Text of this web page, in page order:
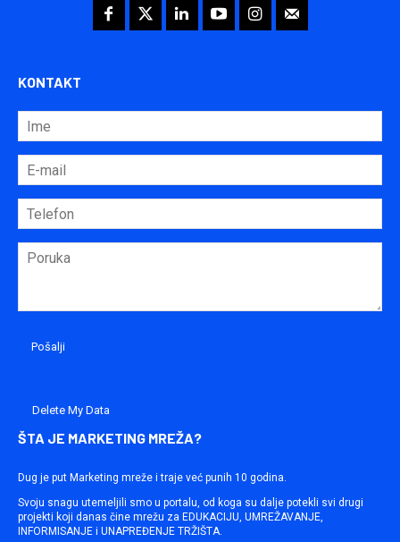
KONTAKT
Delete My Data
ŠTA JE MARKETING MREŽA?
Dug je put Marketing mreže i traje već punih 10 godina.
Svoju snagu utemeljili smo u portalu, od koga su dalje potekli svi drugi
projekti koji danas čine mrežu za EDUKACIJU, UMREŽAVANJE,
INFORMISANJE i UNAPREĐENJE TRŽIŠTA.